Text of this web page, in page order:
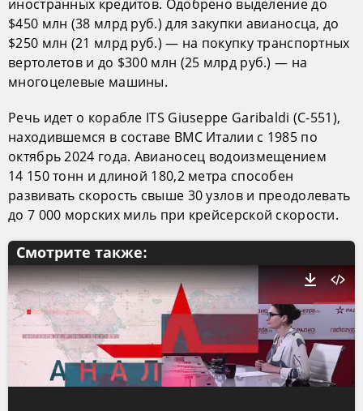
иностранных кредитов. Одобрено выделение до
$450 млн (38 млрд руб.) для закупки авианосца, до
$250 млн (21 млрд руб.) — на покупку транспортных
вертолетов и до $300 млн (25 млрд руб.) — на
многоцелевые машины.
Речь идет о корабле ITS Giuseppe Garibaldi (C-551),
находившемся в составе ВМС Италии с 1985 по
октябрь 2024 года. Авианосец водоизмещением
14 150 тонн и длиной 180,2 метра способен
развивать скорость свыше 30 узлов и преодолевать
до 7 000 морских миль при крейсерской скорости.
Смотрите также: